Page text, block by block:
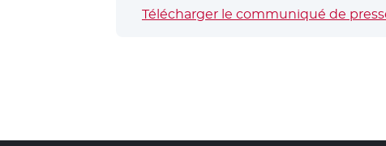
Télécharger le communiqué de